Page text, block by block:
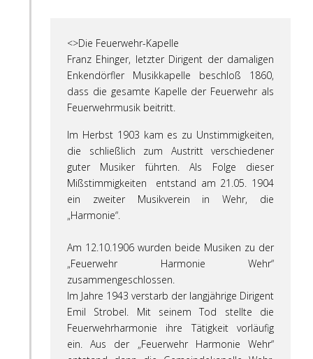
<>Die Feuerwehr-Kapelle
Franz Ehinger, letzter Dirigent der damaligen
Enkendörfler Musikkapelle beschloß 1860,
dass die gesamte Kapelle der Feuerwehr als
Feuerwehrmusik beitritt.
Im Herbst 1903 kam es zu Unstimmigkeiten,
die schließlich zum Austritt verschiedener
guter Musiker führten. Als Folge dieser
Mißstimmigkeiten entstand am 21.05. 1904
ein zweiter Musikverein in Wehr, die
„Harmonie“.
Am 12.10.1906 wurden beide Musiken zu der
„Feuerwehr Harmonie Wehr“
zusammengeschlossen.
Im Jahre 1943 verstarb der langjährige Dirigent
Emil Strobel. Mit seinem Tod stellte die
Feuerwehrharmonie ihre Tätigkeit vorläufig
ein. Aus der „Feuerwehr Harmonie Wehr“